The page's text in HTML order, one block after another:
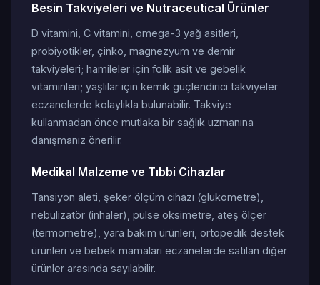
Besin Takviyeleri ve Nutraceutical Ürünler
D vitamini, C vitamini, omega-3 yağ asitleri,
probiyotikler, çinko, magnezyum ve demir
takviyeleri; hamileler için folik asit ve gebelik
vitaminleri; yaşlılar için kemik güçlendirici takviyeler
eczanelerde kolaylıkla bulunabilir. Takviye
kullanmadan önce mutlaka bir sağlık uzmanına
danışmanız önerilir.
Medikal Malzeme ve Tıbbi Cihazlar
Tansiyon aleti, şeker ölçüm cihazı (glukometre),
nebulizatör (inhaler), pulse oksimetre, ateş ölçer
(termometre), yara bakım ürünleri, ortopedik destek
ürünleri ve bebek mamaları eczanelerde satılan diğer
ürünler arasında sayılabilir.